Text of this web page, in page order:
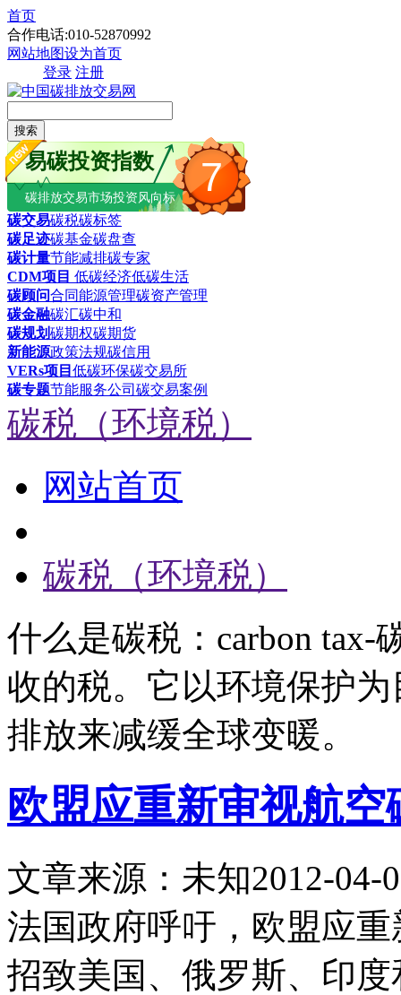
首页
合作电话:010-52870992
网站地图设为首页
登录 注册
搜索
7
易碳投资指数
碳排放交易市场投资风向标
碳交易碳税碳标签
碳足迹碳基金碳盘查
碳计量节能减排碳专家
CDM项目 低碳经济低碳生活
碳顾问合同能源管理碳资产管理
碳金融碳汇碳中和
碳规划碳期权碳期货
新能源政策法规碳信用
VERs项目 低碳环保碳交易所
碳专题节能服务公司 碳交易案例
碳税（环境税）
网站首页
碳税（环境税）
什么是碳税：carbon tax-
收的税。它以环境保护
排放来减缓全球变暖。
欧盟应重新审视航空
文章来源：未知2012-04-
法国政府呼吁，欧盟应
招致美国、俄罗斯、印